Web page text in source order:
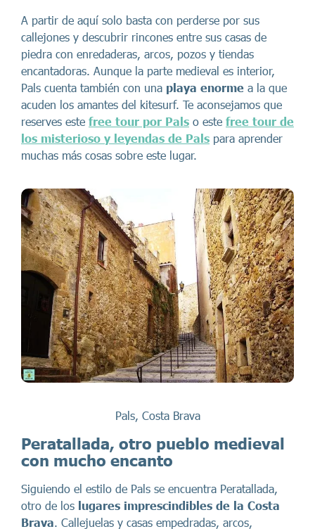
A partir de aquí solo basta con perderse por sus
callejones y descubrir rincones entre sus casas de
piedra con enredaderas, arcos, pozos y tiendas
encantadoras. Aunque la parte medieval es interior,
Pals cuenta también con una playa enorme a la que
acuden los amantes del kitesurf. Te aconsejamos que
reserves este free tour por Pals o este free tour de
los misterioso y leyendas de Pals para aprender
muchas más cosas sobre este lugar.
Pals, Costa Brava
Peratallada, otro pueblo medieval
con mucho encanto
Siguiendo el estilo de Pals se encuentra Peratallada,
otro de los lugares imprescindibles de la Costa
Brava. Callejuelas y casas empedradas, arcos,